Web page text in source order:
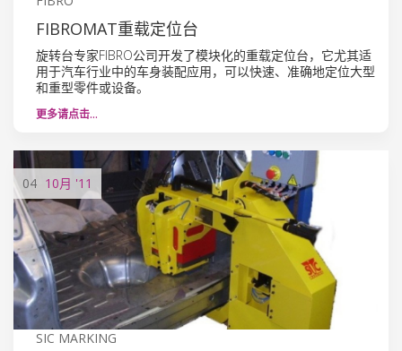
FIBROMAT重载定位台
旋转台专家FIBRO公司开发了模块化的重载定位台，它尤其适
用于汽车行业中的车身装配应用，可以快速、准确地定位大型
和重型零件或设备。
更多请点击…
04 10月 '11
SIC MARKING